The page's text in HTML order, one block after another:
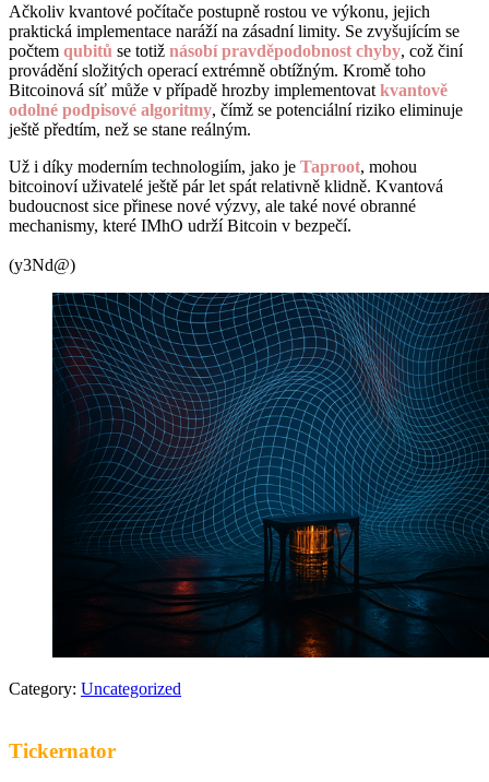
Ačkoliv kvantové počítače postupně rostou ve výkonu, jejich
praktická implementace naráží na zásadní limity. Se zvyšujícím se
počtem qubitů se totiž násobí pravděpodobnost chyby, což činí
provádění složitých operací extrémně obtížným. Kromě toho
Bitcoinová síť může v případě hrozby implementovat kvantově
odolné podpisové algoritmy, čímž se potenciální riziko eliminuje
ještě předtím, než se stane reálným.
Už i díky moderním technologiím, jako je Taproot, mohou
bitcoinoví uživatelé ještě pár let spát relativně klidně. Kvantová
budoucnost sice přinese nové výzvy, ale také nové obranné
mechanismy, které IMhO udrží Bitcoin v bezpečí.
(y3Nd@)
Category: Uncategorized
Tickernator